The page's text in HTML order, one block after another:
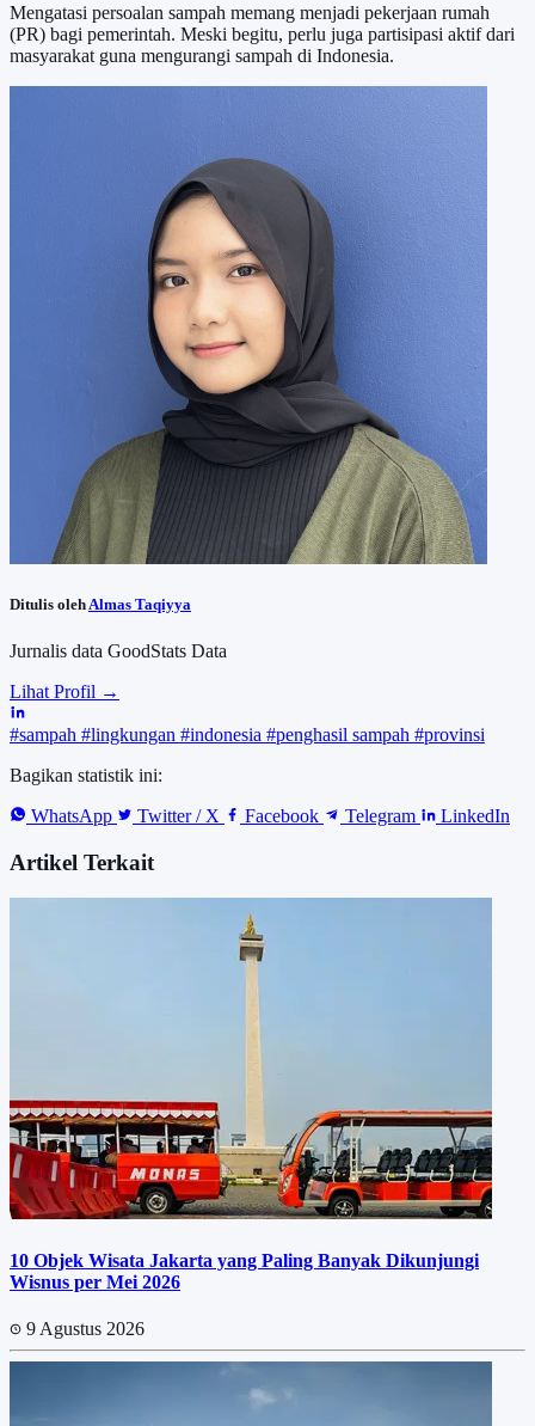
Mengatasi persoalan sampah memang menjadi pekerjaan rumah
(PR) bagi pemerintah. Meski begitu, perlu juga partisipasi aktif dari
masyarakat guna mengurangi sampah di Indonesia.
Ditulis oleh Almas Taqiyya
Jurnalis data GoodStats Data
Lihat Profil →
#sampah #lingkungan #indonesia #penghasil sampah #provinsi
Bagikan statistik ini:
WhatsApp
Twitter / X Facebook Telegram LinkedIn
Artikel Terkait
10 Objek Wisata Jakarta yang Paling Banyak Dikunjungi
Wisnus per Mei 2026
9 Agustus 2026